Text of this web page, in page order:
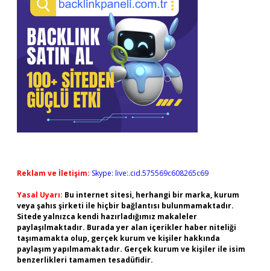
Reklam ve İletişim: Skype: live:.cid.575569c608265c69
Yasal Uyarı: Bu internet sitesi, herhangi bir marka, kurum
veya şahıs şirketi ile hiçbir bağlantısı bulunmamaktadır.
Sitede yalnızca kendi hazırladığımız makaleler
paylaşılmaktadır. Burada yer alan içerikler haber niteliği
taşımamakta olup, gerçek kurum ve kişiler hakkında
paylaşım yapılmamaktadır. Gerçek kurum ve kişiler ile isim
benzerlikleri tamamen tesadüfidir.